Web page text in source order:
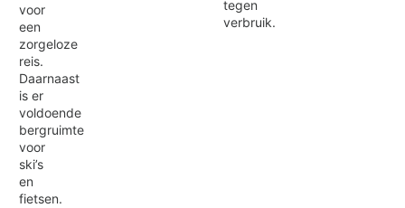
voor
een
zorgeloze
reis.
Daarnaast
is er
voldoende
bergruimte
voor
ski’s
en
fietsen.
tegen
verbruik.